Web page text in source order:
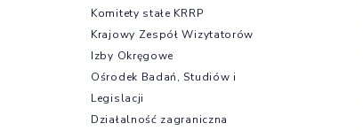
Komitety stałe KRRP
Krajowy Zespół Wizytatorów
Izby Okręgowe
Ośrodek Badań, Studiów i
Legislacji
Działalność zagraniczna